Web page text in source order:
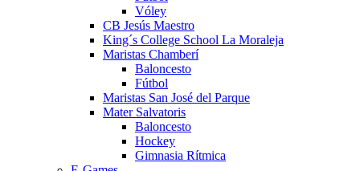
Vóley
CB Jesús Maestro
King´s College School La Moraleja
Maristas Chamberí
Baloncesto
Fútbol
Maristas San José del Parque
Mater Salvatoris
Baloncesto
Hockey
Gimnasia Rítmica